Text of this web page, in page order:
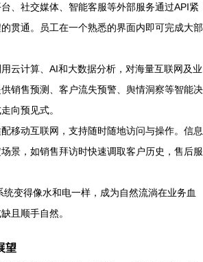
、社交媒体、智能客服等外部服务通过API紧
贯通。员工在一个熟悉的界面内即可完成大部
用云计算、AI和大数据分析，对海量互联网及业
销售预测、客户流失预警、舆情洞察等智能决
向预见式。
移动互联网，支持随时随地访问与操作。信息
景，如销售拜访时快速调取客户历史，售后服
变得像水和电一样，成为自然流淌在业务血
且顺手自然。
望